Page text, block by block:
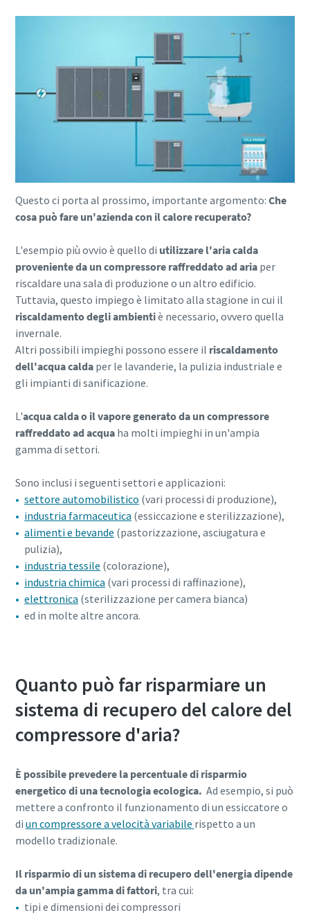
Questo ci porta al prossimo, importante argomento: Che
cosa può fare un'azienda con il calore recuperato?
L'esempio più ovvio è quello di utilizzare l'aria calda
proveniente da un compressore raffreddato ad ariaper
riscaldare una sala di produzione o un altro edificio.
Tuttavia, questo impiego è limitato alla stagione in cui il
riscaldamento degli ambientiè necessario, ovvero quella
invernale.
Altri possibili impieghi possono essere il riscaldamento
dell'acqua caldaper le lavanderie, la pulizia industriale e
gli impianti di sanificazione.
L'acqua calda o il vapore generato da un compressore
raffreddato ad acquaha molti impieghi in un'ampia
gamma di settori.
Sono inclusi i seguenti settori e applicazioni:
settore automobilistico (vari processi di produzione),
industria farmaceutica (essiccazione e sterilizzazione),
alimenti e bevande (pastorizzazione, asciugatura e
pulizia),
industria tessile (colorazione),
industria chimica (vari processi di raffinazione),
elettronica (sterilizzazione per camera bianca)
ed in molte altre ancora.
Quanto può far risparmiare un
sistema di recupero del calore del
compressore d'aria?
È possibile prevedere la percentuale di risparmio
energetico di una tecnologia ecologica. Ad esempio, si può
mettere a confronto il funzionamento di un essiccatore o
di un compressore a velocità variabile rispetto a un
modello tradizionale.
Il risparmio di un sistema di recupero dell'energia dipende
da un'ampia gamma di fattori, tra cui:
tipi e dimensioni dei compressori